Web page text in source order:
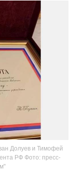
Долуев и Тимофей
РФ Фото: пресс-